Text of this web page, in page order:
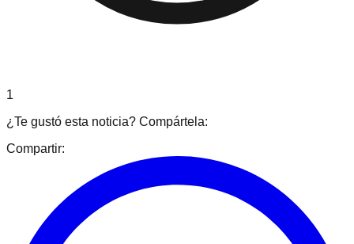
1
¿Te gustó esta noticia? Compártela:
Compartir: